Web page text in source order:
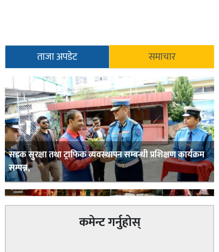
ताजा अपडेट समाचार
सडक सुरक्षा तथा ट्राफिक व्यवस्थापन सम्बन्धी प्रशिक्षण कार्यक्रम
सम्पन्न,
कमेन्ट गर्नुहोस्